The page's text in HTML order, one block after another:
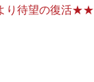
り待望の復活★★